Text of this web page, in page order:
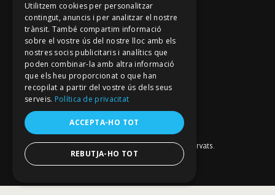
Arxiu Oral
Contacte
Segueix-nos
Mallorca Oral, un projecte de
Fundació Mallorca Literària
Política de galetes
Política de privacitat
Política de privacitat a les xarxes socials
© Fundació Mallorca Literària 2026. Tots els drets reservats.
Disseny i desenvolupament web BESTALDE STUDIO
Utilitzem cookies per personalitzar
contingut, anuncis i per analitzar el nostre
trànsit. També compartim informació
sobre el vostre ús del nostre lloc amb els
nostres socis publicitaris i analítics que
poden combinar-la amb altra informació
que els heu proporcionat o que han
recopilat a partir del vostre ús dels seus
serveis. Política de privacitat
ACCEPTA-HO TOT
REBUTJA-HO TOT